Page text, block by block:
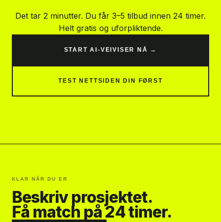
Det tar 2 minutter. Du får 3–5 tilbud innen 24 timer.
Helt gratis og uforpliktende.
START AI-VEIVISER NÅ →
TEST NETTSIDEN DIN FØRST
KLAR NÅR DU ER
Beskriv prosjektet.
Få match på 24 timer.